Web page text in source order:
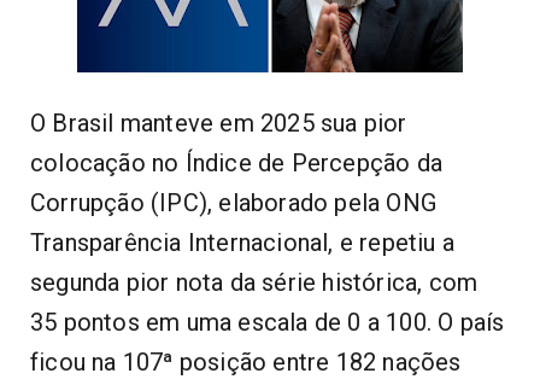
O Brasil manteve em 2025 sua pior
colocação no Índice de Percepção da
Corrupção (IPC), elaborado pela ONG
Transparência Internacional, e repetiu a
segunda pior nota da série histórica, com
35 pontos em uma escala de 0 a 100. O país
ficou na 107ª posição entre 182 nações